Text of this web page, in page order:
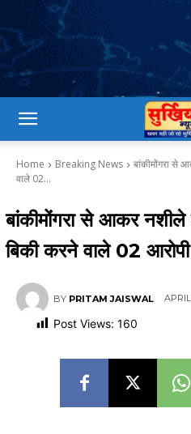
Home Breaking News
बांकीमोंगरा से
वाले 02...
बांकीमोंगरा से आकर
बिकी करने वाले 02
BY PRITAM JAISWAL
Post Views: 160